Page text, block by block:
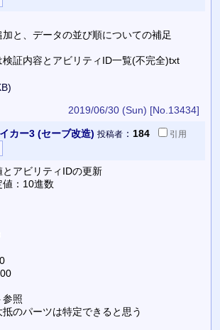
と、データの並び順についての補足
証内容とアビリティID一覧(不完全)txt
2019/06/30 (Sun) [No.13434]
カー3 (セーブ改造) 投稿者： 184
引用
アビリティIDの更新
：10進数
参照
のパーツは特定できると思う